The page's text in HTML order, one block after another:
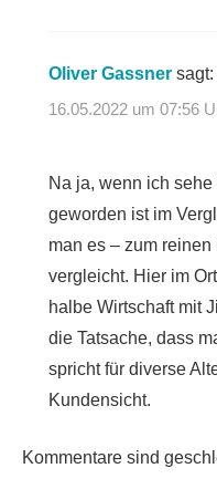
Oliver Gassner sagt:
16.05.2022 um 07:56
Na ja, wenn ich
geworden ist im
man es – zum
vergleicht. Hier im
halbe Wirtschaft mit
die Tatsache, dass
spricht für diverse
Kundensicht.
Kommentare sind